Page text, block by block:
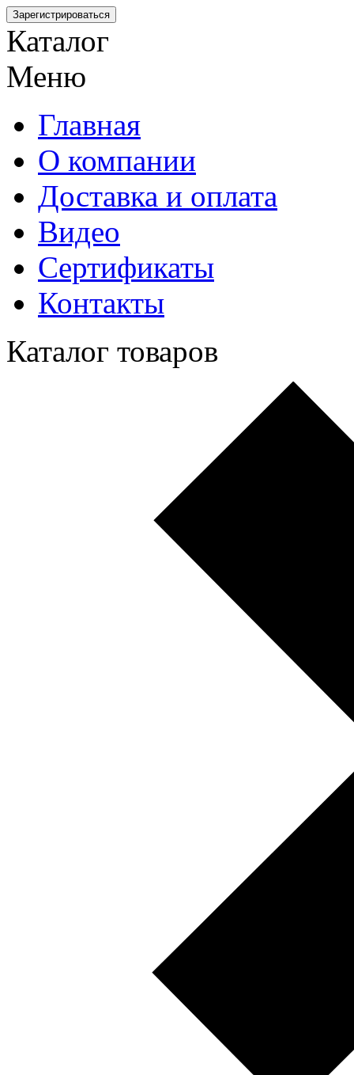
Зарегистрироваться
Каталог
Меню
Главная
О компании
Доставка и оплата
Видео
Сертификаты
Контакты
Каталог товаров